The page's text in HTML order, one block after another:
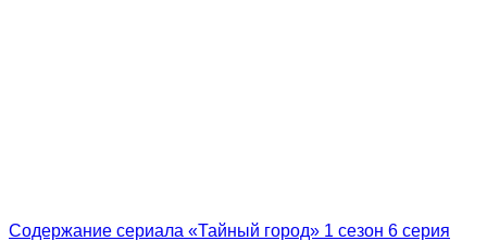
Содержание сериала «Тайный город» 1 сезон 6 серия